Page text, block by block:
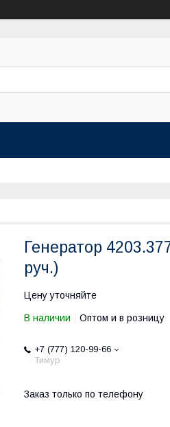
Генератор
руч.)
Цену уточняйте
В наличии Оптом и в розницу
+7 (777) 120-99-66
Тимур
Заказ только по телефону